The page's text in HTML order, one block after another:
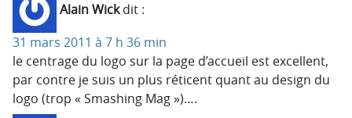
Alain Wick dit :
31 mars 2011 à 7 h 36 min
le centrage du logo sur la page d’accueil est excellent,
par contre je suis un plus réticent quant au design du
logo (trop « Smashing Mag »)….